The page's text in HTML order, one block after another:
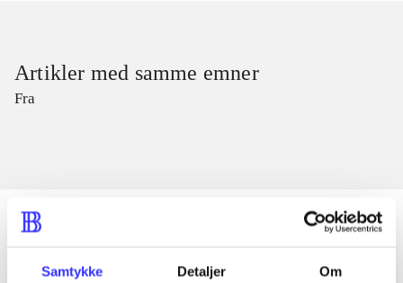
Samtykke Detaljer Om
Artikler med samme emner
Fra
Artikler